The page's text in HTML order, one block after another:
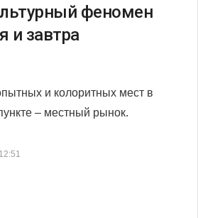
феномен
и завтра
и колоритных мест в
– местный рынок.